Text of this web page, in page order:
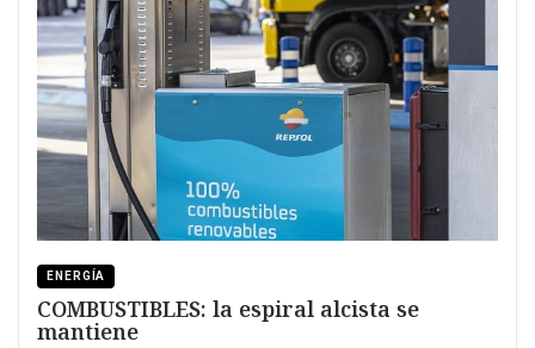
ENERGÍA
COMBUSTIBLES: la espiral alcista se
mantiene